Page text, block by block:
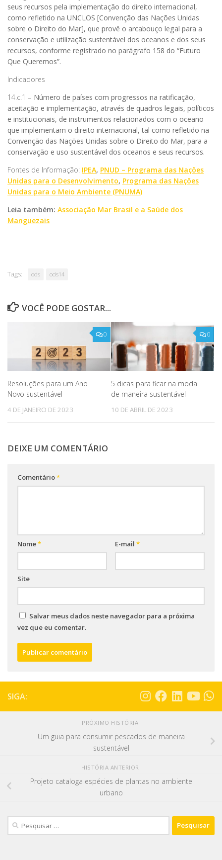
seus recursos pela implementação do direito internacional,
como refletido na UNCLOS [Convenção das Nações Unidas
sobre o Direito do Mar], que provê o arcabouço legal para a
conservação e utilização sustentável dos oceanos e dos seus
recursos, conforme registrado no parágrafo 158 do “Futuro
Que Queremos”.
Indicadores
14.c.1 – Número de países com progressos na ratificação,
aceitação e implementação, através de quadros legais, políticos
e institucionais, de instrumentos relacionados com o oceano
que implementam o direito internacional, tal como refletido na
Convenção das Nações Unidas sobre o Direito do Mar, para a
conservação e uso sustentável dos oceanos e seus recursos.
Fontes de Informação: IPEA, PNUD – Programa das Nações
Unidas para o Desenvolvimento, Programa das Nações
Unidas para o Meio Ambiente (PNUMA)
Leia também: Associação Mar Brasil e a Saúde dos
Manguezais
Tags: ods ods14
VOCÊ PODE GOSTAR...
0
Resoluções para um Ano
Novo sustentável
4 DE JANEIRO DE 2023
0
5 dicas para ficar na moda
de maneira sustentável
10 DE ABRIL DE 2023
DEIXE UM COMENTÁRIO
Comentário*
Nome* E-mail *
Site
Salvar meus dados neste navegador para a próxima
vez que eu comentar.
SIGA:
PRÓXIMO HISTÓRIA
Um guia para consumir pescados de maneira
sustentável
HISTÓRIA ANTERIOR
Projeto cataloga espécies de plantas no ambiente
urbano